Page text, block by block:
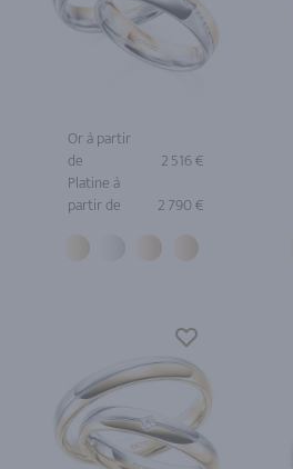
Or à partir
de
2 516 €
Platine à
partir de
2 790 €